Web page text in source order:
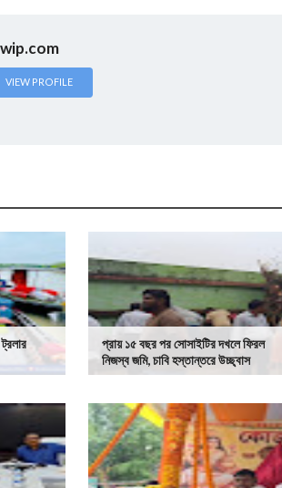
VIEW PROFILE
প্রায় ১৫ বছর পর সোসাইটির দখলে ফিরল
নিজস্ব জমি, চাবি হস্তান্তরে উচ্ছ্বাস